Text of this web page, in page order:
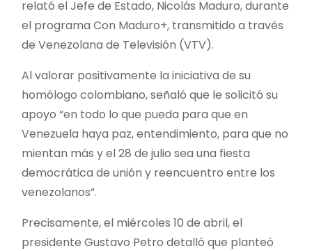
relató el Jefe de Estado, Nicolás Maduro, durante
el programa Con Maduro+, transmitido a través
de Venezolana de Televisión (VTV).
Al valorar positivamente la iniciativa de su
homólogo colombiano, señaló que le solicitó su
apoyo “en todo lo que pueda para que en
Venezuela haya paz, entendimiento, para que no
mientan más y el 28 de julio sea una fiesta
democrática de unión y reencuentro entre los
venezolanos”.
Precisamente, el miércoles 10 de abril, el
presidente Gustavo Petro detalló que planteó